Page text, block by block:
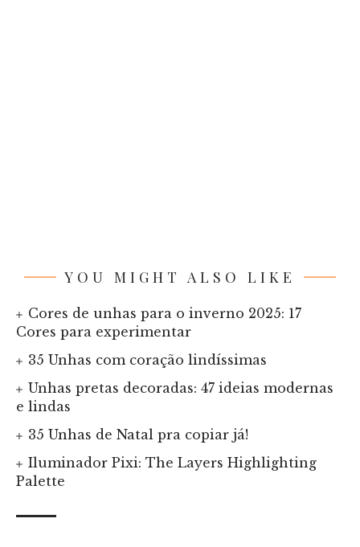
YOU MIGHT ALSO LIKE
Cores de unhas para o inverno 2025: 17
Cores para experimentar
35 Unhas com coração lindíssimas
Unhas pretas decoradas: 47 ideias modernas
e lindas
35 Unhas de Natal pra copiar já!
Iluminador Pixi: The Layers Highlighting
Palette